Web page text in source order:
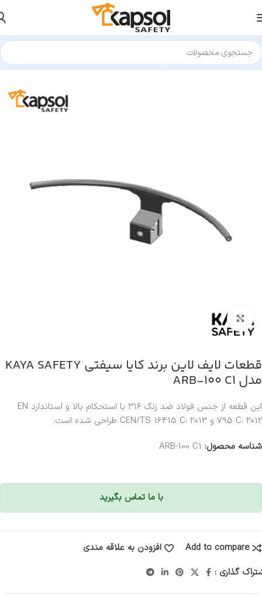
خانه تجهیزات کار در ارتفاع قطعات لایف لاین
بزرگنمایی تصویر
قطعات لایف لاین برند کایا سیفتی KAYA SAFETY
مدل ARB-100 C1
این قطعه از جنس فولاد ضد زنگ 316 با استحکام بالا و استاندارد EN
795 C: 2012 و CEN/TS 16415 C: 2013 طراحی شده است.
شناسه محصول: ARB-100 C1
با ما تماس بگیرید
Add to compare
افزودن به علاقه مندی
گذاری :